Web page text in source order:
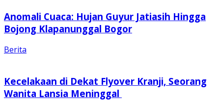
Anomali Cuaca: Hujan Guyur Jatiasih Hingga
Bojong Klapanunggal Bogor
Berita
Kecelakaan di Dekat Flyover Kranji, Seorang
Wanita Lansia Meninggal